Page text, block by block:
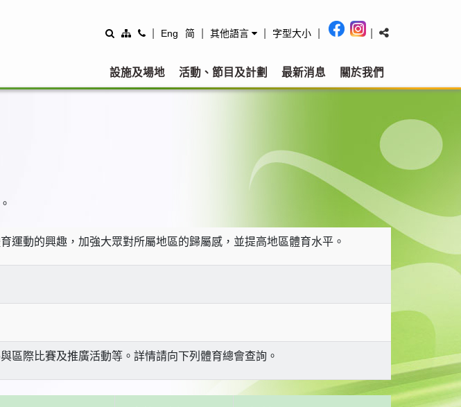
Eng 简 其他語言 字型大小
設施及場地 活動、節目及計劃 最新消息 關於我們
運動的興趣，加強大眾對所屬地區的歸屬感，並提高地區體育水平。
區際比賽及推廣活動等。詳情請向下列體育總會查詢。